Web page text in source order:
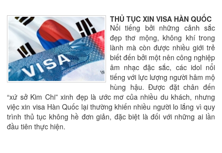
THỦ TỤC XIN VISA HÀN QUỐC
Nổi tiếng bởi những cảnh sắc
đẹp thơ mộng, không khí trong
lành mà còn được nhiều giới trẻ
biết đến bởi một nên công nghiệp
âm nhạc đặc sắc, các idol nổi
tiếng với lực lượng người hâm mộ
hùng hậu. Được đặt chân đến
“xứ sở Kim Chi” xinh đẹp là ước mơ của nhiều du khách, nhưng
việc xin visa Hàn Quốc lại thường khiến nhiều người lo lắng vì quy
trình thủ tục không hề đơn giản, đặc biệt là đối với những ai lần
đầu tiên thực hiện.